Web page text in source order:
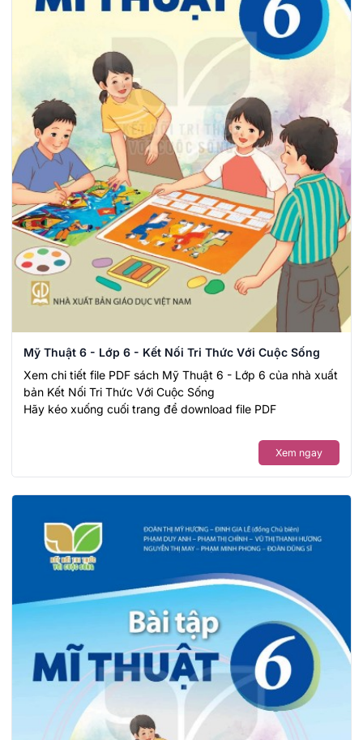
Mỹ Thuật 6 - Lớp 6 - Kết Nối Tri Thức Với Cuộc Sống
Xem chi tiết file PDF sách Mỹ Thuật 6 - Lớp 6 của nhà xuất
bản Kết Nối Tri Thức Với Cuộc Sống
Hãy kéo xuống cuối trang để download file PDF
Xem ngay